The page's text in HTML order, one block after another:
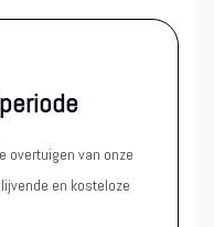
overtuigen van onze
en kosteloze